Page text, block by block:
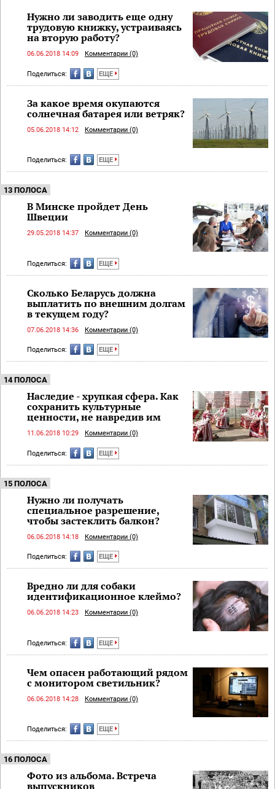
Нужно ли заводить еще одну
трудовую книжку, устраиваясь
на вторую работу?
06.06.2018 14:09 Комментарии (0)
Поделиться: ЕЩЕ
За какое время окупаются
солнечная батарея или ветряк?
05.06.2018 14:12 Комментарии (0)
Поделиться: ЕЩЕ
13 ПОЛОСА
В Минске пройдет День
Швеции
29.05.2018 14:37 Комментарии (0)
Поделиться: ЕЩЕ
Сколько Беларусь должна
выплатить по внешним долгам
в текущем году?
07.06.2018 14:36 Комментарии (0)
Поделиться: ЕЩЕ
14 ПОЛОСА
Наследие - хрупкая сфера. Как
сохранить культурные
ценности, не навредив им
11.06.2018 10:29 Комментарии (0)
Поделиться: ЕЩЕ
15 ПОЛОСА
Нужно ли получать
специальное разрешение,
чтобы застеклить балкон?
06.06.2018 14:18 Комментарии (0)
Поделиться: ЕЩЕ
Вредно ли для собаки
идентификационное клеймо?
06.06.2018 14:23 Комментарии (0)
Поделиться: ЕЩЕ
Чем опасен работающий рядом
с монитором светильник?
06.06.2018 14:28 Комментарии (0)
Поделиться: ЕЩЕ
16 ПОЛОСА
Фото из альбома. Встреча
выпускников